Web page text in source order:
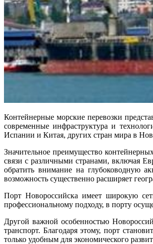
Контейнерные морские перевозки
современные инфраструктура и
Испании и Китая, других стран мира в
Значительное преимущество
связи с различными странами, включая
обратить внимание на глубоководную
возможность существенно расширяет
Порт Новороссийска имеет широкую
профессиональному подходу, в порту
Другой важной особенностью
транспорт. Благодаря этому, порт
только удобным для экономического